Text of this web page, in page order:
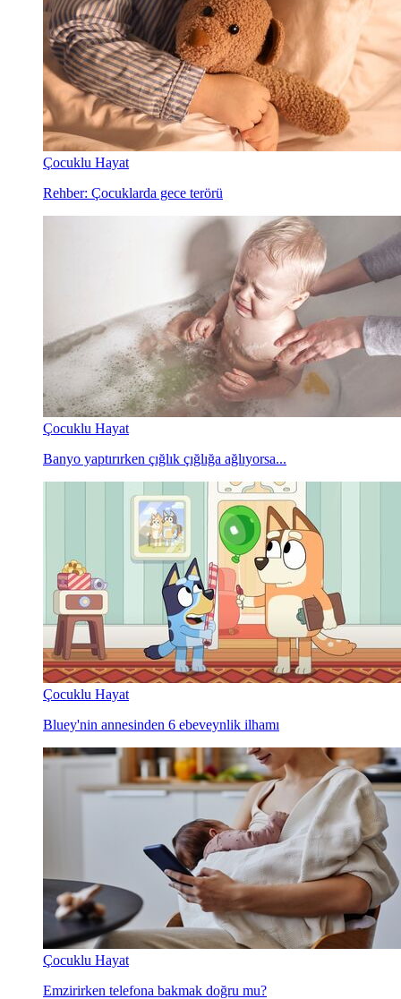
Çocuklu Hayat
Rehber: Çocuklarda gece terörü
Çocuklu Hayat
Banyo yaptırırken çığlık çığlığa ağlıyorsa...
Çocuklu Hayat
Bluey'nin annesinden 6 ebeveynlik ilhamı
Çocuklu Hayat
Emzirirken telefona bakmak doğru mu?